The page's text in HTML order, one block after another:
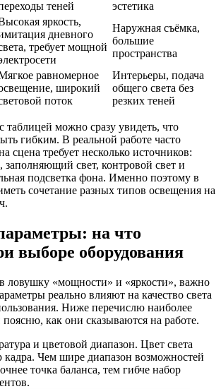
теней
эстетика
яркость,
дневного
требует мощной
Наружная съёмка,
большие
пространства
равномерное
широкий
поток
Интерьеры, подача
общего света без
резких теней
таблицей можно сразу увидеть, что
гибким. В реальной работе часто
сцена требует несколько источников:
заполняющий свет, контровой свет и
подсветка фона. Именно поэтому в
сочетание разных типов освещения на
на что
выборе оборудования
ловушку «мощности» и «яркости», важно
реально влияют на качество света
Ниже перечислю наиболее
как они сказываются на работе.
и цветовой диапазон. Цвет света
кадра. Чем шире диапазон возможностей
точка баланса, тем гибче набор